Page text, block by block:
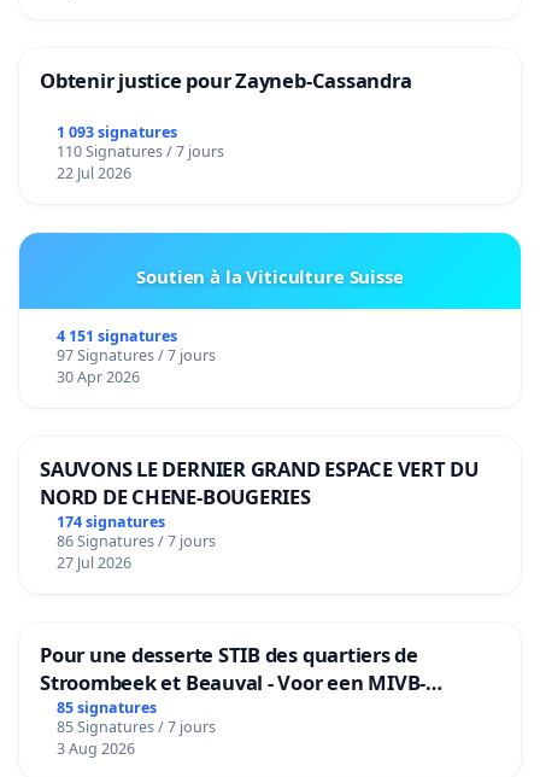
Obtenir justice pour Zayneb-Cassandra
1 093 signatures
110 Signatures / 7 jours
22 Jul 2026
Soutien à la Viticulture Suisse
4 151 signatures
97 Signatures / 7 jours
30 Apr 2026
SAUVONS LE DERNIER GRAND ESPACE VERT DU
NORD DE CHENE-BOUGERIES
174 signatures
86 Signatures / 7 jours
27 Jul 2026
Pour une desserte STIB des quartiers de
Stroombeek et Beauval - Voor een MIVB-
bediening van de wijken Strombeek en Het
Voor
85 signatures
85 Signatures / 7 jours
3 Aug 2026